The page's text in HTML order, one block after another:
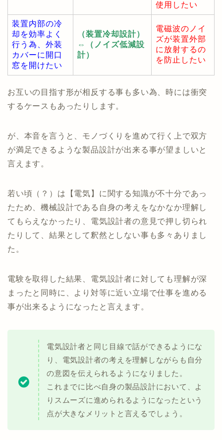
使用したい
装置内部の冷
却を効率よく
行う為、外装
カバーに開口
窓を開けたい
（装置冷却設計）
⇔（ノイズ低減設
計）
電磁波のノイ
ズが装置外部
に放射するの
を防止したい
お互いの目指す形が相反する事も多い為、時には衝突
するケースもあったりします。
が、本音を言うと、モノづくりを進めて行く上で双方
が満足できるような製品設計が出来る事が望ましいと
言えます。
若い頃（？）は【電気】に関する知識が不十分であっ
たため、機械設計である自身の考えをなかなか理解し
てもらえなかったり、電気設計者の意見で押し切られ
たりして、結果として釈然としない事も多々ありまし
た。
電験を取得した結果、電気設計者に対しても理解が深
まったと同時に、より対等に近い立場で仕事を進める
事が出来るようになったと言えます。
電気設計者と同じ目線で話ができるようにな
り、電気設計者の考えを理解しながらも自分
の意図を伝えられるようになりました。
これまでに比べ自身の製品設計において、よ
りスムーズに進められるようになったという
点が大きなメリットと言えるでしょう。